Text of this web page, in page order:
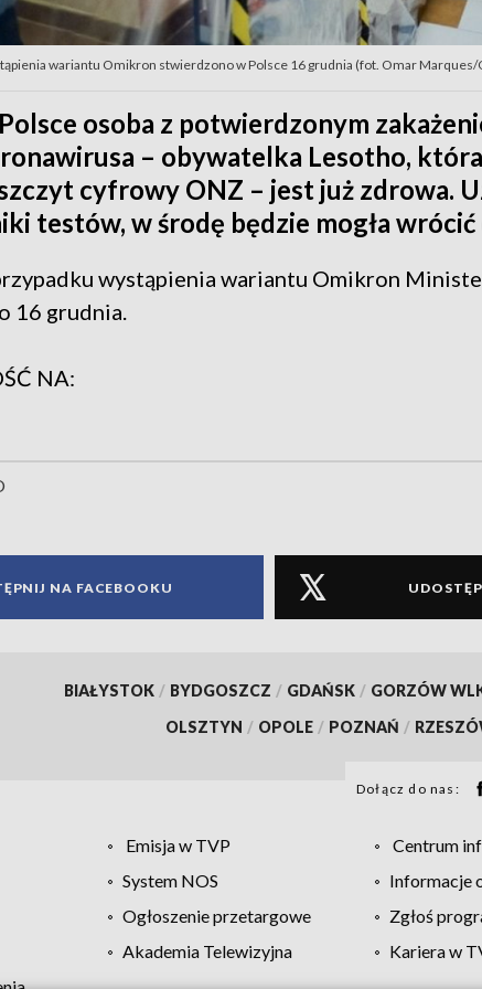
wariantu Omikron stwierdzono w Polsce 16 grudnia (fot. Omar Marques/
osoba z potwierdzonym
– obywatelka Lesotho,
cyfrowy ONZ – jest już zdrowa.
testów, w środę będzie mogła wrócić
wystąpienia wariantu Omikron
16 grudnia.
NA:
NA FACEBOOKU
BIAŁYSTOK / BYDGOSZCZ / GDAŃSK / GORZÓW
OLSZTYN / OPOLE / POZNAŃ /
Dołącz do nas:
Emisja w TVP Centrum
System NOS Informacje
Ogłoszenie przetargowe Zgłoś
Akademia Telewizyjna Kariera w